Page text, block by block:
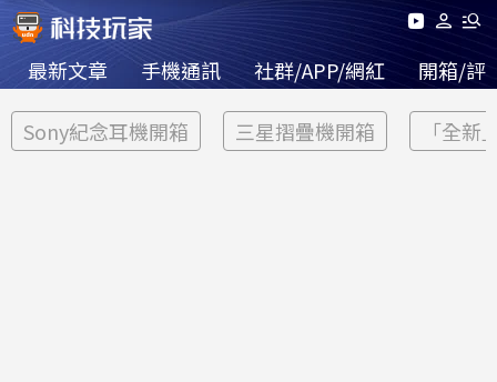
最新文章 手機通訊 社群/APP/網紅 開箱/評
Sony紀念耳機開箱 三星摺疊機開箱 「全新